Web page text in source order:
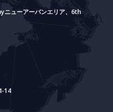
ューアーバンエリア、6th
14